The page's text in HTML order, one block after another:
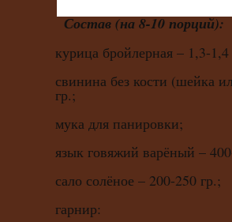
Состав (на 8-10 порций):
курица бройлерная – 1,3-1,4
свинина без кости (шейка
гр.;
мука для панировки;
язык говяжий варёный –
сало солёное – 200-250 гр.;
гарнир: